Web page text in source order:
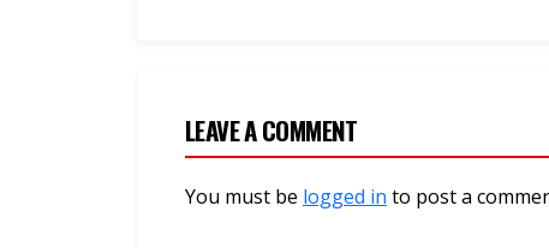
LEAVE A COMMENT
You must be logged in to post a